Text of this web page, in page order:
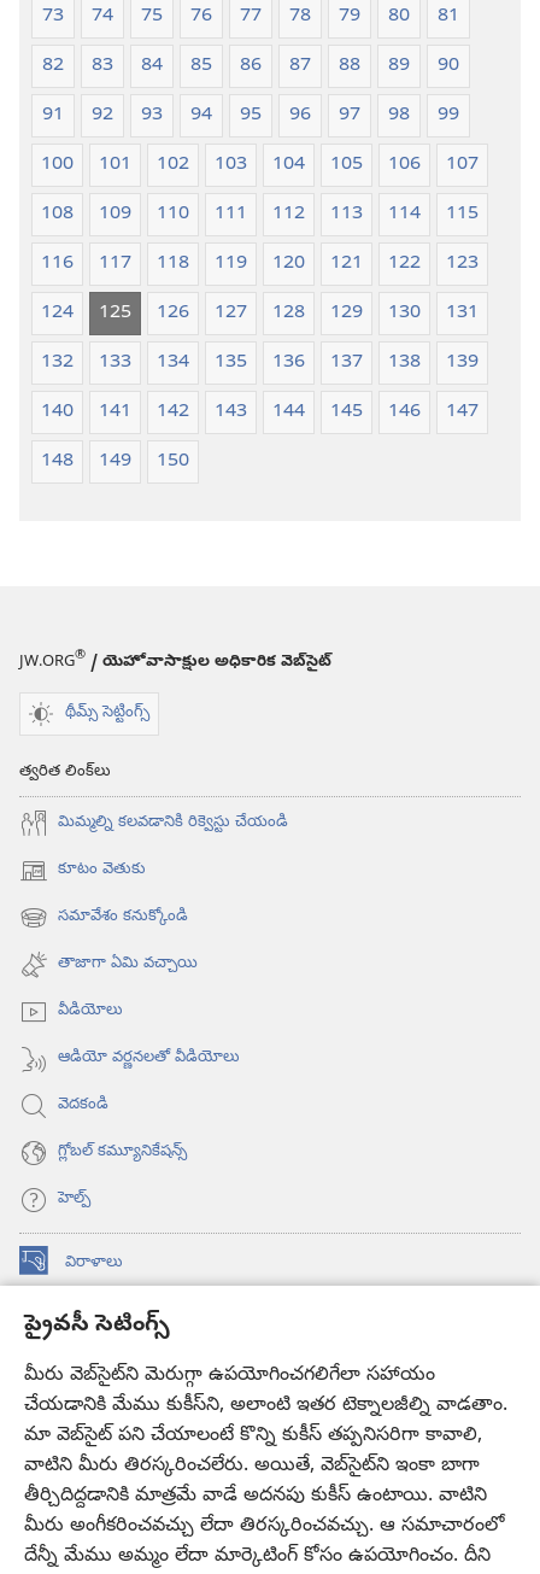
ప్రైవసీ సెటింగ్స్
మీరు వెబ్‌సైట్‌ని మెరుగ్గా ఉపయోగించగలిగేలా సహాయం
చేయడానికి మేము కుకీస్‌ని, అలాంటి ఇతర టెక్నాలజీల్ని వాడతాం.
మా వెబ్‌సైట్‌ పని చేయాలంటే కొన్ని కుకీస్‌ తప్పనిసరిగా కావాలి,
వాటిని మీరు తిరస్కరించలేరు. అయితే, వెబ్‌సైట్‌ని ఇంకా బాగా
తీర్చిదిద్దడానికి మాత్రమే వాడే అదనపు కుకీస్‌ ఉంటాయి. వాటిని
మీరు అంగీకరించవచ్చు లేదా తిరస్కరించవచ్చు. ఆ సమాచారంలో
దేన్నీ మేము అమ్మం లేదా మార్కెటింగ్‌ కోసం ఉపయోగించం. దీని
73
74 75 76 77 78 79 80
81
82
83 84 85 86 87 88 89
90
91
92 93 94 95 96 97 98
99
100
101 102 103 104 105 106
107
108
109 110 111 112 113 114
115
116
117 118 119 120 121 122
123
124
125 126 127 128 129 130
131
132
133 134 135 136 137 138
139
140
141 142 143 144 145 146
147
148
149 150
JW.ORG® / యెహోవాసాక్షుల అధికారిక వెబ్‌సైట్‌
థీమ్స్ సెట్టింగ్స్
త్వరిత లింక్‌లు
మిమ్మల్ని కలవడానికి రిక్వెస్టు చేయండి
కూటం వెతుకు
(కొత్త
విండో
ఓపెన్‌
అవుతుంది)
సమావేశం కనుక్కోండి
(కొత్త
విండో
ఓపెన్‌
అవుతుంది)
తాజాగా ఏమి వచ్చాయి
వీడియోలు
ఆడియో వర్ణనలతో వీడియోలు
వెదకండి
గ్లోబల్‌ కమ్యూనికేషన్స్‌
హెల్ప్‌
విరాళాలు
(కొత్త
ఓపెన్‌ కావలికోట ఆన్‌లైన్‌ లైబ్రరీ
(కొత్త
విండో
ఓపెన్‌
అవుతుంది)
JW Hub®
(కొత్త
విండో
ఓపెన్‌
అవుతుంది)
JW లైబ్రరీ
కావలికోట లైబ్రరీ